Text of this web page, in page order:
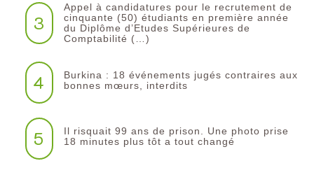
3
Appel à candidatures pour le recrutement de
cinquante (50) étudiants en première année
du Diplôme d’Etudes Supérieures de
Comptabilité (…)
4
Burkina : 18 événements jugés contraires aux
bonnes mœurs, interdits
5
Il risquait 99 ans de prison. Une photo prise
18 minutes plus tôt a tout changé